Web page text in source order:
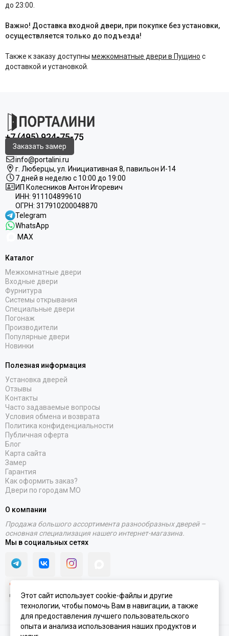
до 23:00.
Важно! Доставка входной двери, при покупке без установки,
осуществляется только до подъезда!
Также к заказу доступны межкомнатные двери в Пущино с
доставкой и установкой.
+7 (495) 924-75-75
Заказать замер
info@portalini.ru
г. Люберцы, ул. Инициативная 8, павильон И-14
7 дней в неделю с 10:00 до 19:00
ИП Колесников Антон Игоревич
ИНН: 911104899610
ОГРН: 317910200048870
Telegram
WhatsApp
MAX
Каталог
Межкомнатные двери
Входные двери
Фурнитура
Системы открывания
Специальные двери
Погонаж
Производители
Популярные двери
Новинки
Полезная информация
Установка дверей
Отзывы
Контакты
Часто задаваемые вопросы
Условия обмена и возврата
Политика конфиденциальности
Публичная оферта
Блог
Карта сайта
Замер
Гарантия
Как оформить заказ?
Двери по городам МО
О компании
Продажа большого ассортимента разнообразных дверей –
основная специализация нашего интернет-магазина.
Мы в социальных сетях
Этот сайт использует cookie-файлы и другие
технологии, чтобы помочь Вам в навигации, а также
для предоставления лучшего пользовательского
опыта и анализа использования наших продуктов и